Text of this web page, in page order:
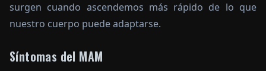
surgen cuando ascendemos más rápido de lo que
nuestro cuerpo puede adaptarse.
Síntomas del MAM